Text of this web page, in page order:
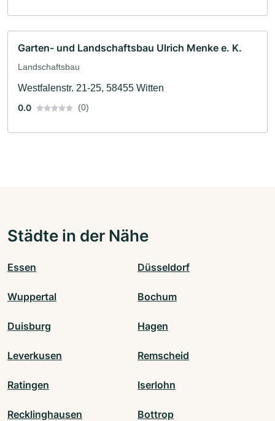
Garten- und Landschaftsbau Ulrich Menke e. K.
Landschaftsbau
Westfalenstr. 21-25, 58455 Witten
0.0
(0)
Städte in der Nähe
Essen Düsseldorf
Wuppertal Bochum
Duisburg Hagen
Leverkusen Remscheid
Ratingen Iserlohn
Recklinghausen Bottrop